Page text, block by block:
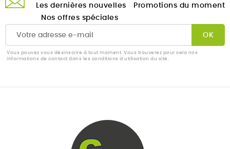
Les dernières nouvelles
Promotions du moment
Nos offres spéciales
Vous pouvez vous désinscrire à tout moment. Vous trouverez pour cela nos
informations de contact dans les conditions d'utilisation du site.